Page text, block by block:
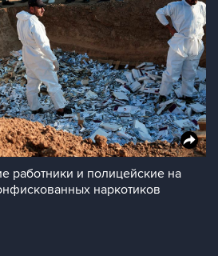
работники и полицейские на
наркотиков